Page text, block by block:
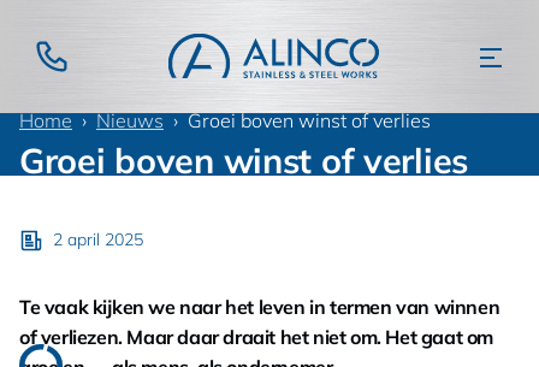
Home Nieuws Groei boven winst of verlies
Groei boven winst of verlies
2 april 2025
Te vaak kijken we naar het leven in termen van winnen
of verliezen. Maar daar draait het niet om. Het gaat om